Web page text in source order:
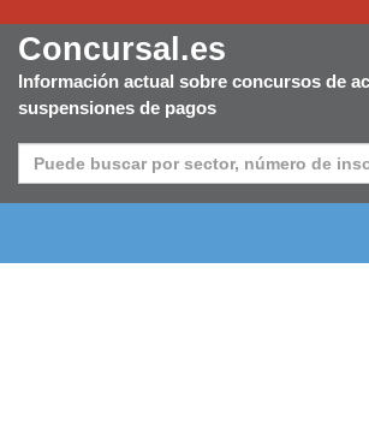
Concursal.es
Información actual sobre concursos de
suspensiones de pagos